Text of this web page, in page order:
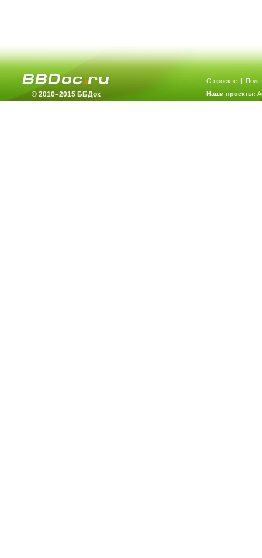
© 2010–2015 ББДок
О проекте|
Наши проекты: